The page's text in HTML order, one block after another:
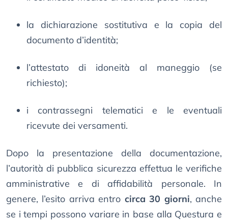
la dichiarazione sostitutiva e la copia del
documento d’identità;
l’attestato di idoneità al maneggio (se
richiesto);
i contrassegni telematici e le eventuali
ricevute dei versamenti.
Dopo la presentazione della documentazione,
l’autorità di pubblica sicurezza effettua le verifiche
amministrative e di affidabilità personale. In
genere, l’esito arriva entro circa 30 giorni, anche
se i tempi possono variare in base alla Questura e